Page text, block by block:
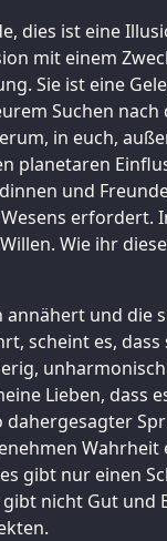
dies ist eine
mit einem
Sie ist eine
Suchen nach
in euch,
planetaren
und
erfordert.
Wie ihr
und die
scheint es, dass
Lieben, dass
dahergesagter
Wahrheit
gibt nur einen
nicht Gut und